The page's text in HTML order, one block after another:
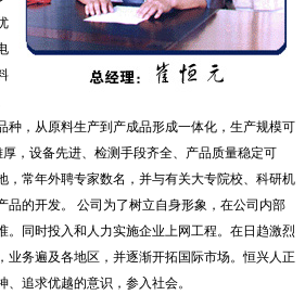
种，从原料生产到产成品形成一体化，生产规模可
，设备先进、检测手段齐全、产品质量稳定可
，常年外聘专家数名，并与有关大专院校、科研机
品的开发。 公司为了树立自身形象，在公司内部
。同时投入和人力实施企业上网工程。在日趋激烈
业务遍及各地区，并逐渐开拓国际市场。恒兴人正
追求优越的意识，参入社会。